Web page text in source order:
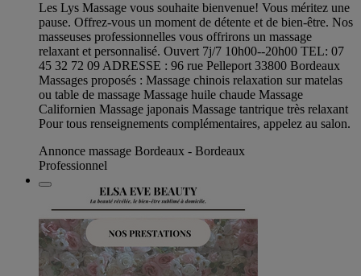
Les Lys Massage vous souhaite bienvenue! Vous méritez une
pause. Offrez-vous un moment de détente et de bien-être. Nos
masseuses professionnelles vous offrirons un massage
relaxant et personnalisé. Ouvert 7j/7 10h00--20h00 TEL: 07
45 32 72 09 ADRESSE : 96 rue Pelleport 33800 Bordeaux
Massages proposés : Massage chinois relaxation sur matelas
ou table de massage Massage huile chaude Massage
Californien Massage japonais Massage tantrique très relaxant
Pour tous renseignements complémentaires, appelez au salon.
Annonce massage Bordeaux - Bordeaux
Professionnel